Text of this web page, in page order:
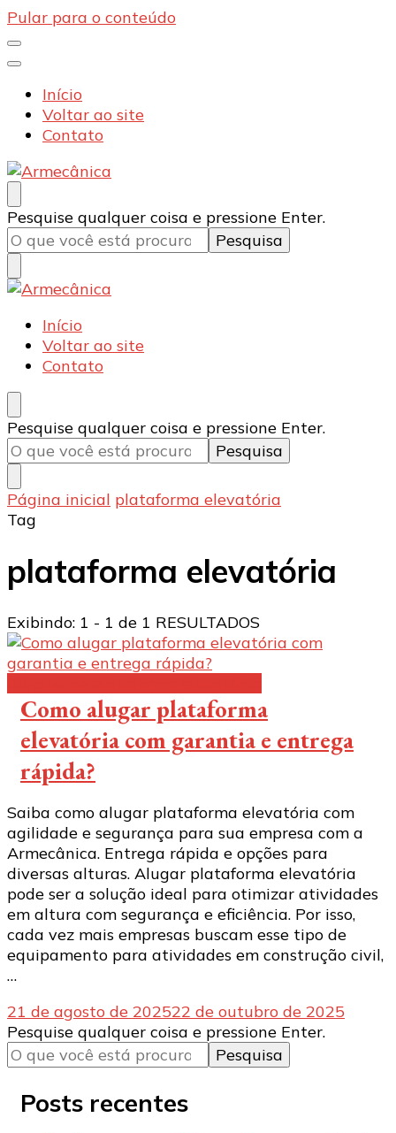
Pular para o conteúdo
Início
Voltar ao site
Contato
Armecânica
Blog
Procurando
algo?
Pesquise qualquer coisa e pressione Enter.
Armecânica
Blog
Início
Voltar ao site
Contato
Procurando
algo?
Pesquise qualquer coisa e pressione Enter.
Página inicial plataforma elevatória
Tag
plataforma elevatória
Exibindo: 1 - 1 de 1 RESULTADOS
Como alugar plataforma
elevatória com garantia e entrega
rápida?
Saiba como alugar plataforma elevatória com
agilidade e segurança para sua empresa com a
Armecânica. Entrega rápida e opções para
diversas alturas. Alugar plataforma elevatória
pode ser a solução ideal para otimizar atividades
em altura com segurança e eficiência. Por isso,
cada vez mais empresas buscam esse tipo de
equipamento para atividades em construção civil,
…
21 de agosto de 202522 de outubro de 2025
Procurando
algo?
Pesquise qualquer coisa e pressione Enter.
Posts recentes